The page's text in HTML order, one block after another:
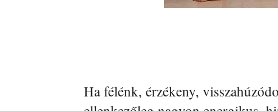
Ha félénk, érzékeny,